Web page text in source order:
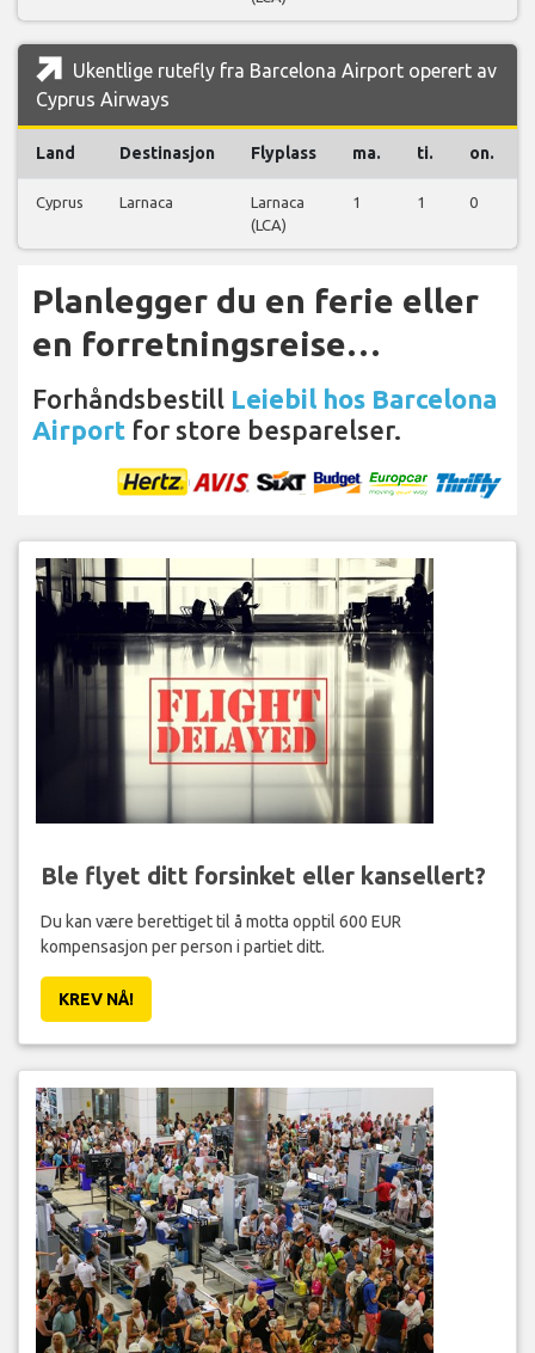
Ukentlige rutefly fra Barcelona Airport operert av
Cyprus Airways
Land Destinasjon Flyplass ma. ti. on.
Cyprus Larnaca
Larnaca
(LCA)
1 1 0
Planlegger du en ferie eller
en forretningsreise…
Forhåndsbestill Leiebil hos Barcelona
Airport for store besparelser.
Ble flyet ditt forsinket eller kansellert?
Du kan være berettiget til å motta opptil 600 EUR
kompensasjon per person i partiet ditt.
KREV NÅ!